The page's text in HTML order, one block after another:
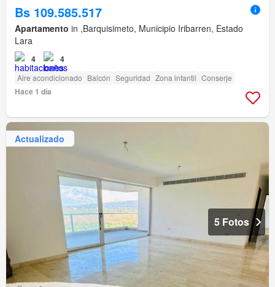
Bs 109.585.517
Apartamento in ,Barquisimeto, Municipio Iribarren, Estado
Lara
4 4
Aire acondicionado Balcón Seguridad Zona infantil Conserje
Hace 1 día
Actualizado
5 Fotos